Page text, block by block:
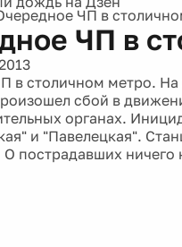
ЧП в
ЧП в
в столичном метро.
сбой в
органах.
и "Павелецкая".
пострадавших ничего